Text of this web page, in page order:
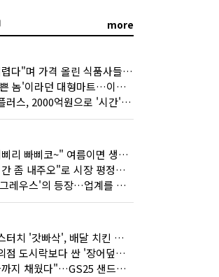
more
"어렵다"며 가격 올린 식품사들…진짜 어려운 거 맞아?
'나쁜 놈'이라던 대형마트…이젠 '불쌍한 놈' 됐다
홈플러스, 2000억원으로 '시간'을 샀다
"삐삐리 빠삐코~" 여름이면 생각나는 그 노래
"시간 좀 내주오"로 시장 평정한 하이마트
'빙그레우스'의 등장…업계를 흔든 '세계관' 마케팅
맘스터치 '갓빠삭', 배달 치킨 선입견을 바꿨다
편의점 도시락보다 싼 '장어덮밥'…오뚜기가 해냈다
"끝까지 채웠다"…GS25 샌드위치의 달라진 '속'사정